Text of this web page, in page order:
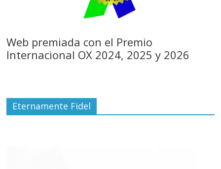
Web premiada con el Premio
Internacional OX 2024, 2025 y 2026
Eternamente Fidel